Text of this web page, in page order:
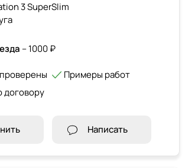
3 SuperSlim
– 1000 ₽
Примеры работ
договору
Написать